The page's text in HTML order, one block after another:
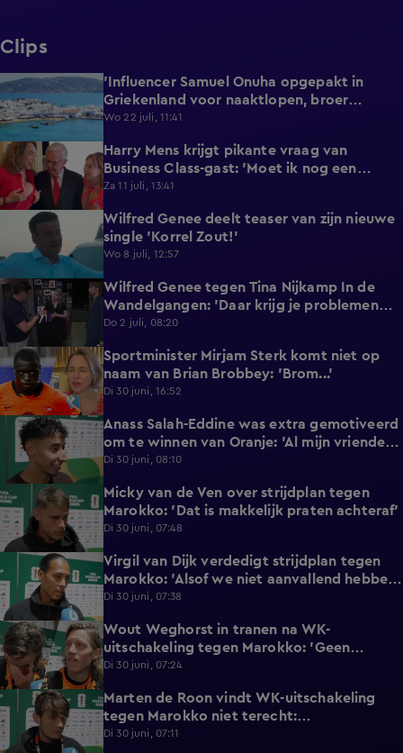
Clips
1:00
'Influencer Samuel Onuha opgepakt in
Griekenland voor naaktlopen, broer
reageert met statement'
Wo 22 juli, 11:41
0:17
Harry Mens krijgt pikante vraag van
Business Class-gast: 'Moet ik nog een
knoopje losdoen?'
Za 11 juli, 13:41
0:37
Wilfred Genee deelt teaser van zijn nieuwe
single 'Korrel Zout!'
Wo 8 juli, 12:57
6:55
Wilfred Genee tegen Tina Nijkamp In de
Wandelgangen: 'Daar krijg je problemen
mee!'
Do 2 juli, 08:20
1:18
Sportminister Mirjam Sterk komt niet op
naam van Brian Brobbey: 'Brom...'
Di 30 juni, 16:52
3:02
Anass Salah-Eddine was extra gemotiveerd
om te winnen van Oranje: 'Al mijn vrienden
zijn Nederlands!'
Di 30 juni, 08:10
1:44
Micky van de Ven over strijdplan tegen
Marokko: 'Dat is makkelijk praten achteraf'
Di 30 juni, 07:48
Virgil van Dijk verdedigt strijdplan tegen
Marokko: 'Alsof we niet aanvallend hebben
gedacht?'
Di 30 juni, 07:38
3:49
Wout Weghorst in tranen na WK-
uitschakeling tegen Marokko: 'Geen
moment rekening mee gehouden'
Di 30 juni, 07:24
3:26
Marten de Roon vindt WK-uitschakeling
tegen Marokko niet terecht:
'Gelijkwaardige pot'
Di 30 juni, 07:11